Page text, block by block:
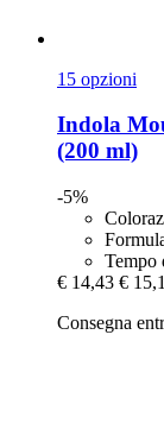
15 opzioni
Indola
(200 ml)
-5%
Tempo
€ 14,43 €
Consegna